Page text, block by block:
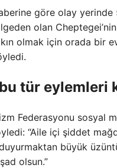
göre olay
olan
olmak için orada bir
tür eylemleri
Federasyonu sosyal
“Aile içi şiddet
büyük
olsun.”